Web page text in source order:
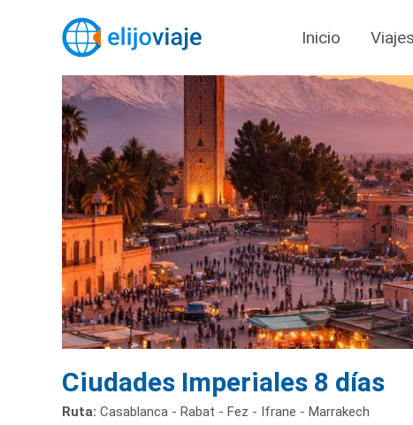
Inicio Viajes
Ciudades Imperiales 8 días
Ruta: Casablanca - Rabat - Fez - Ifrane - Marrakech